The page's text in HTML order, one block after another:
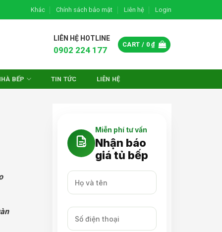
Khác Chính sách bảo mật Liên hệ Login
LIÊN HỆ HOTLINE
0902 224 177
CART / 0₫
BẾP TIN TỨC LIÊN HỆ
Miễn phí tư vấn
Nhận báo
giá tủ bếp